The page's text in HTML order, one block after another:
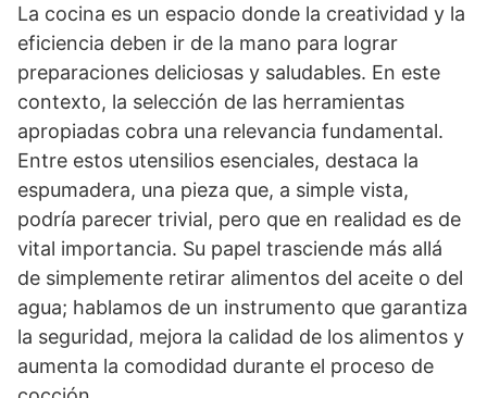
La cocina es un espacio donde la creatividad y la
eficiencia deben ir de la mano para lograr
preparaciones deliciosas y saludables. En este
contexto, la selección de las herramientas
apropiadas cobra una relevancia fundamental.
Entre estos utensilios esenciales, destaca la
espumadera, una pieza que, a simple vista,
podría parecer trivial, pero que en realidad es de
vital importancia. Su papel trasciende más allá
de simplemente retirar alimentos del aceite o del
agua; hablamos de un instrumento que garantiza
la seguridad, mejora la calidad de los alimentos y
aumenta la comodidad durante el proceso de